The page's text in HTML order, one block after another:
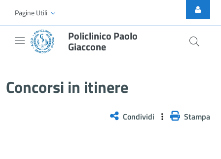
Skip to Main Content
Pagine Utili
Policlinico Paolo
Giaccone
Concorsi in itinere
Condividi Stampa